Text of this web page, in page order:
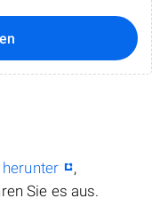
,
Sie es aus.